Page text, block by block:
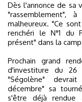
Dès l'annonce de sa
"rassemblement",
malheureux. "Ce
renchéri le N°1 du
présent" dans la
Prochain grand
d'investiture du
"Ségolène"
décembre" sa
s'être déjà rendue